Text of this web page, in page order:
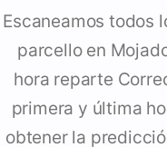
Escaneamos todos
parcello en
hora reparte
primera y última
obtener la